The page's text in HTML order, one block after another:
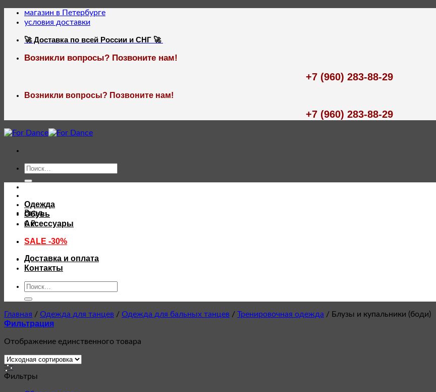
Skip
магазин в Петербурге
условия доставки
🚀 Доставка по всей России и СНГ 🚀
Возникли вопросы? Позвоните нам!
+7 (960) 283-88-29
Возникли вопросы? Позвоните нам!
+7 (960) 283-88-29
Искать:
Вход
0₽
Одежда
Обувь
Аксессуары
SALE -30%
Доставка и оплата
Контакты
Искать:
Главная / Одежда для танцев / Одежда для бальных танцев / Тренировочная одежда / Блузы и купальники (боди)
Фильтрация
Отображение единственного товара
Фильтры